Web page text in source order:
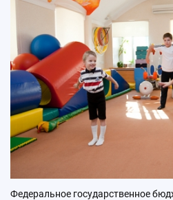
Федеральное государственное